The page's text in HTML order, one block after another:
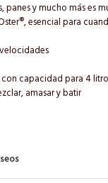
panes y mucho más es
esencial para
capacidad para 4
amasar y batir